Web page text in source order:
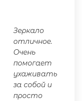
Зеркало
отличное.
Очень
помогает
ухаживать
за собой и
просто